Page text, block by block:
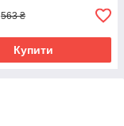
563 ₴
Купити